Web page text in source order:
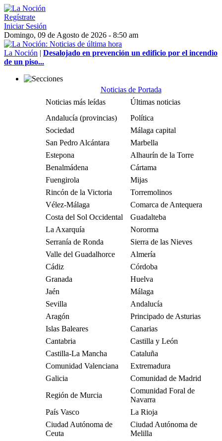
Regístrate
Iniciar Sesión
Domingo, 09 de Agosto de 2026 - 8:50 am
La Noción | Desalojado en prevención un edificio por el incendio
de un piso...
Noticias de Portada
Noticias más leídas
Últimas noticias
Andalucía (provincias)
Política
Sociedad
Málaga capital
San Pedro Alcántara
Marbella
Estepona
Alhaurín de la Torre
Benalmádena
Cártama
Fuengirola
Mijas
Rincón de la Victoria
Torremolinos
Vélez-Málaga
Comarca de Antequera
Costa del Sol Occidental
Guadalteba
La Axarquía
Nororma
Serranía de Ronda
Sierra de las Nieves
Valle del Guadalhorce
Almería
Cádiz
Córdoba
Granada
Huelva
Jaén
Málaga
Sevilla
Andalucía
Aragón
Principado de Asturias
Islas Baleares
Canarias
Cantabria
Castilla y León
Castilla-La Mancha
Cataluña
Comunidad Valenciana
Extremadura
Galicia
Comunidad de Madrid
Región de Murcia
Comunidad Foral de
Navarra
País Vasco
La Rioja
Ciudad Autónoma de
Ceuta
Ciudad Autónoma de
Melilla